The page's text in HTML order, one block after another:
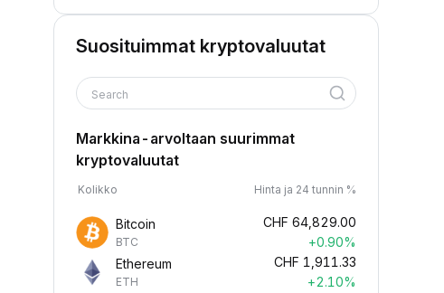
Suosituimmat kryptovaluutat
Search
Markkina-arvoltaan suurimmat
kryptovaluutat
Kolikko Hinta ja 24 tunnin %
Bitcoin
BTC
CHF 64,829.00
+0.90%
Ethereum
ETH
CHF 1,911.33
+2.10%